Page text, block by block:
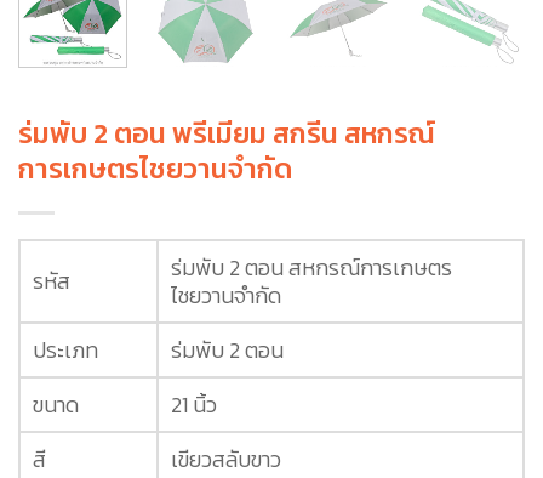
ร่มพับ 2 ตอน พรีเมียม สกรีน สหกรณ์
การเกษตรไชยวานจำกัด
รหัส
ร่มพับ 2 ตอน สหกรณ์การเกษตร
ไชยวานจำกัด
ประเภท
ร่มพับ 2 ตอน
ขนาด
21 นิ้ว
สี
เขียวสลับขาว